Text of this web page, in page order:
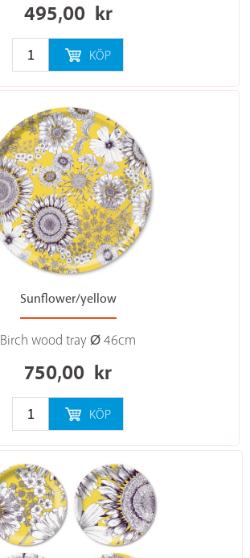
495,00 kr
KÖP
Sunflower/yellow
Birch wood tray Ø 46cm
750,00 kr
KÖP